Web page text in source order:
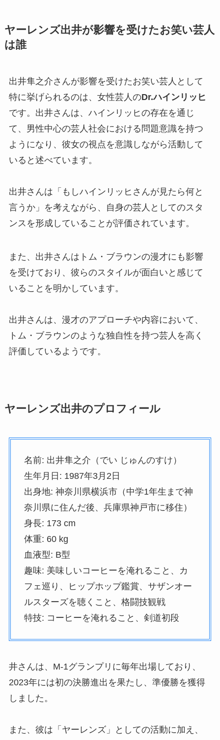
ヤーレンズ出井が影響を受けたお笑い芸人
は誰
出井隼之介さんが影響を受けたお笑い芸人として
特に挙げられるのは、女性芸人のDr.ハインリッヒ
です。出井さんは、ハインリッヒの存在を通じ
て、男性中心の芸人社会における問題意識を持つ
ようになり、彼女の視点を意識しながら活動して
いると述べています。
出井さんは「もしハインリッヒさんが見たら何と
言うか」を考えながら、自身の芸人としてのスタ
ンスを形成していることが評価されています。
また、出井さんはトム・ブラウンの漫才にも影響
を受けており、彼らのスタイルが面白いと感じて
いることを明かしています。
出井さんは、漫才のアプローチや内容において、
トム・ブラウンのような独自性を持つ芸人を高く
評価しているようです。
ヤーレンズ出井のプロフィール
名前: 出井隼之介（でい じゅんのすけ）
生年月日: 1987年3月2日
出身地: 神奈川県横浜市（中学1年生まで神
奈川県に住んだ後、兵庫県神戸市に移住）
身長: 173 cm
体重: 60 kg
血液型: B型
趣味: 美味しいコーヒーを淹れること、カ
フェ巡り、ヒップホップ鑑賞、サザンオー
ルスターズを聴くこと、格闘技観戦
特技: コーヒーを淹れること、剣道初段
井さんは、M-1グランプリに毎年出場しており、
2023年には初の決勝進出を果たし、準優勝を獲得
しました。
また、彼は「ヤーレンズ」としての活動に加え、